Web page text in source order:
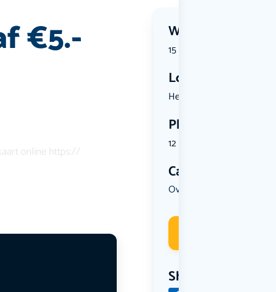
€5.- Wanneer?
15 July 2026 | 12:30
Locatie
Herenstraa...
Plekken
12 plekken beschikbaar
Categorie
Overig
Share
online https://